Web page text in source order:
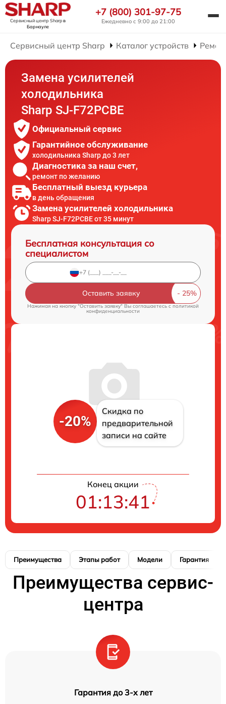
Сервисный центр Sharpв
Барнауле
+7 (800) 301-97-75
Ежедневно с 9:00 до 21:00
Сервисный центр Sharp Каталог устройств
Замена усилителей
холодильника
Sharp SJ-F72PCBE
Официальный сервис
Гарантийное обслуживание
холодильника Sharp до 3 лет
Диагностика за наш счет,
ремонт по желанию
Бесплатный выезд курьера
в день обращения
Замена усилителей холодильника
Sharp SJ-F72PCBE от 35 минут
Бесплатная консультация со
специалистом
Оставить заявку
Нажимая на кнопку "Оставить заявку" Вы соглашаетесь cполитикой
конфиденциальности
-20%
Скидка по
предварительной
записи на сайте
Конец акции
01:13:41
Преимущества Этапы работ Модели Гарантия
Преимущества сервис-
центра
Гарантия до 3-х лет